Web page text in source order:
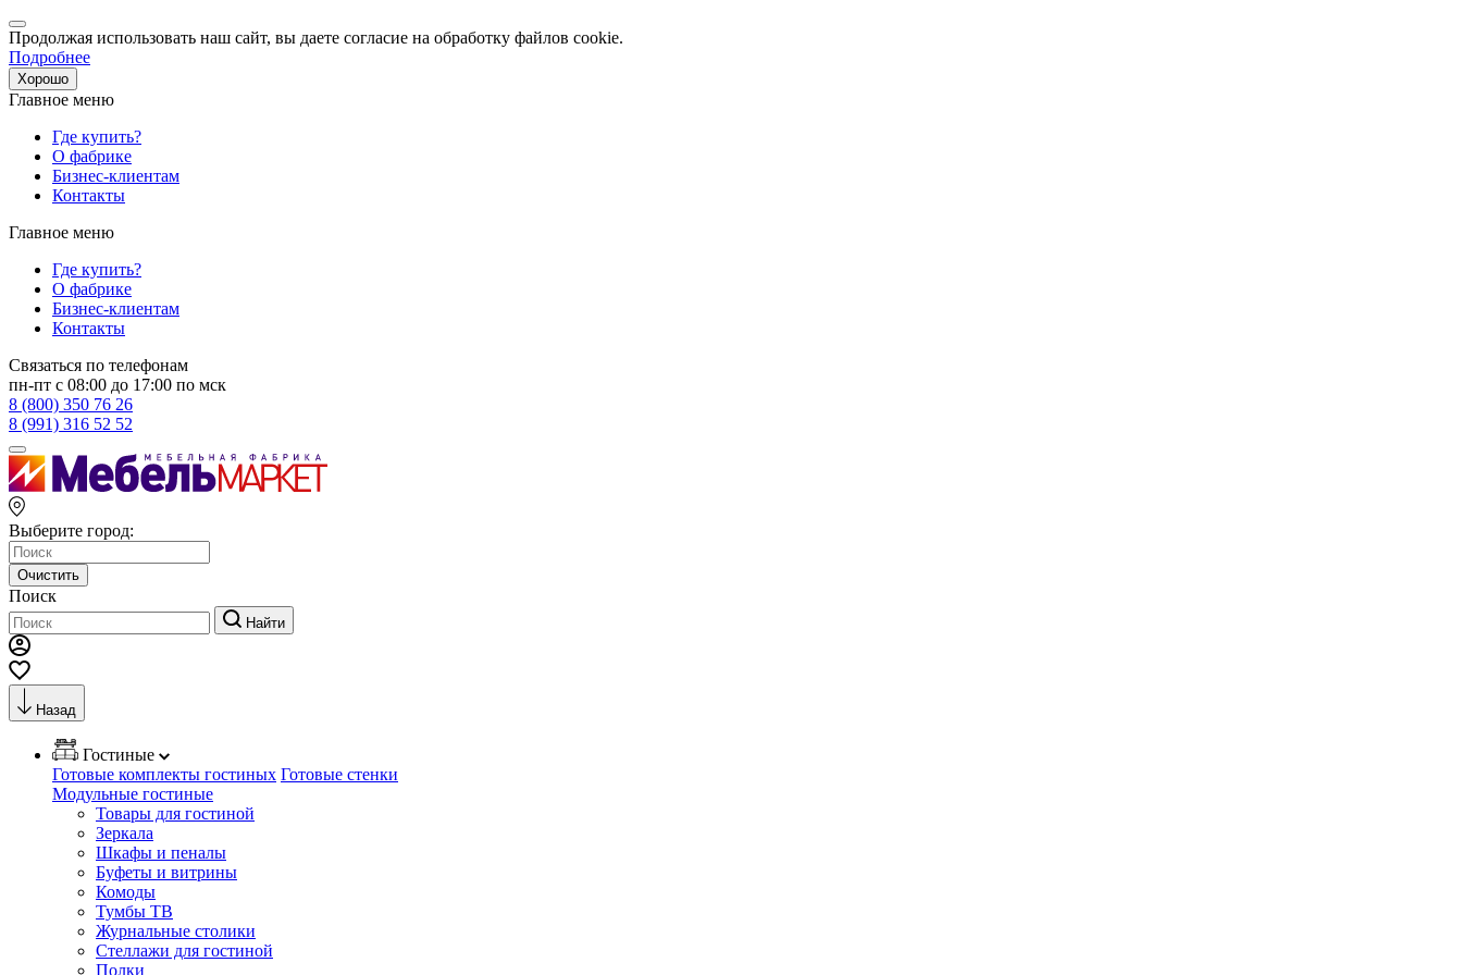
Продолжая использовать наш сайт, вы даете согласие на обработку файлов cookie.
Подробнее
Хорошо
Главное меню
Где купить?
О фабрике
Бизнес-клиентам
Контакты
Главное меню
Где купить?
О фабрике
Бизнес-клиентам
Контакты
Связаться по телефонам
пн-пт с 08:00 до 17:00 по мск
8 (800) 350 76 26
8 (991) 316 52 52
Выберите город:
Очистить
Поиск
Найти
Назад
Гостиные
Готовые комплекты гостиных Готовые стенки
Модульные гостиные
Товары для гостиной
Зеркала
Шкафы и пеналы
Буфеты и витрины
Комоды
Тумбы ТВ
Журнальные столики
Стеллажи для гостиной
Полки